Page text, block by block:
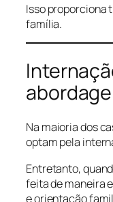
Isso proporciona
família.
Na maioria dos
optam pela
Entretanto,
feita de maneira
e orientação